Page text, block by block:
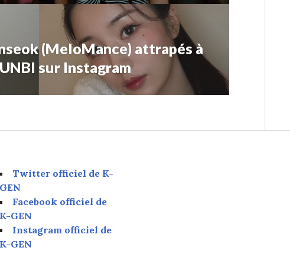
(MeloMance) attrapés à
sur Instagram
Twitter officiel de K-
GEN
Facebook officiel de
K-GEN
Instagram officiel de
K-GEN